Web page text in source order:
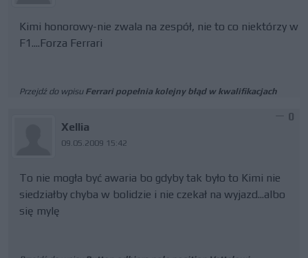
Kimi honorowy-nie zwala na zespół, nie to co niektórzy w
F1....Forza Ferrari
Przejdź do wpisu Ferrari popełnia kolejny błąd w kwalifikacjach
Xellia
09.05.2009 15:42
0
To nie mogła być awaria bo gdyby tak było to Kimi nie
siedziałby chyba w bolidzie i nie czekał na wyjazd...albo
się mylę